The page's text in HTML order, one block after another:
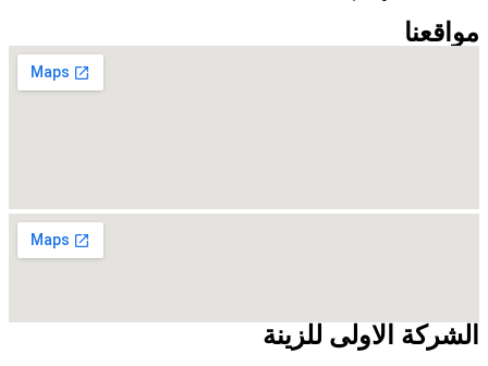
مواقعنا
الشركة الاولى للزينة